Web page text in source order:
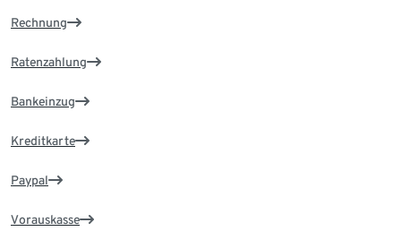
Rechnung
Ratenzahlung
Bankeinzug
Kreditkarte
Paypal
Vorauskasse